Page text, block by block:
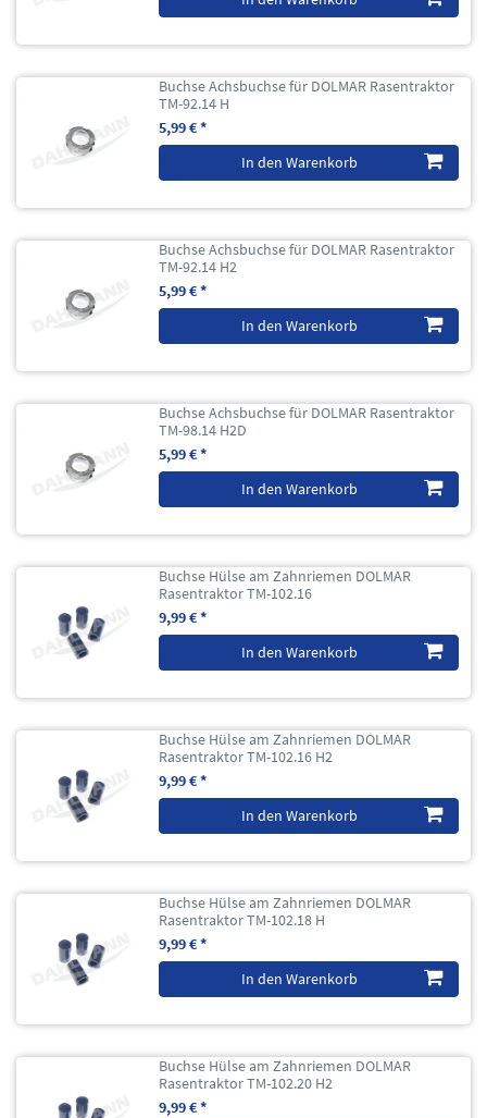
Buchse Achsbuchse für DOLMAR Rasentraktor
TM-92.14 H
5,99 € *
In den Warenkorb
Buchse Achsbuchse für DOLMAR Rasentraktor
TM-92.14 H2
5,99 € *
In den Warenkorb
Buchse Achsbuchse für DOLMAR Rasentraktor
TM-98.14 H2D
5,99 € *
In den Warenkorb
Buchse Hülse am Zahnriemen DOLMAR
Rasentraktor TM-102.16
9,99 € *
In den Warenkorb
Buchse Hülse am Zahnriemen DOLMAR
Rasentraktor TM-102.16 H2
9,99 € *
In den Warenkorb
Buchse Hülse am Zahnriemen DOLMAR
Rasentraktor TM-102.18 H
9,99 € *
In den Warenkorb
Buchse Hülse am Zahnriemen DOLMAR
Rasentraktor TM-102.20 H2
9,99 € *